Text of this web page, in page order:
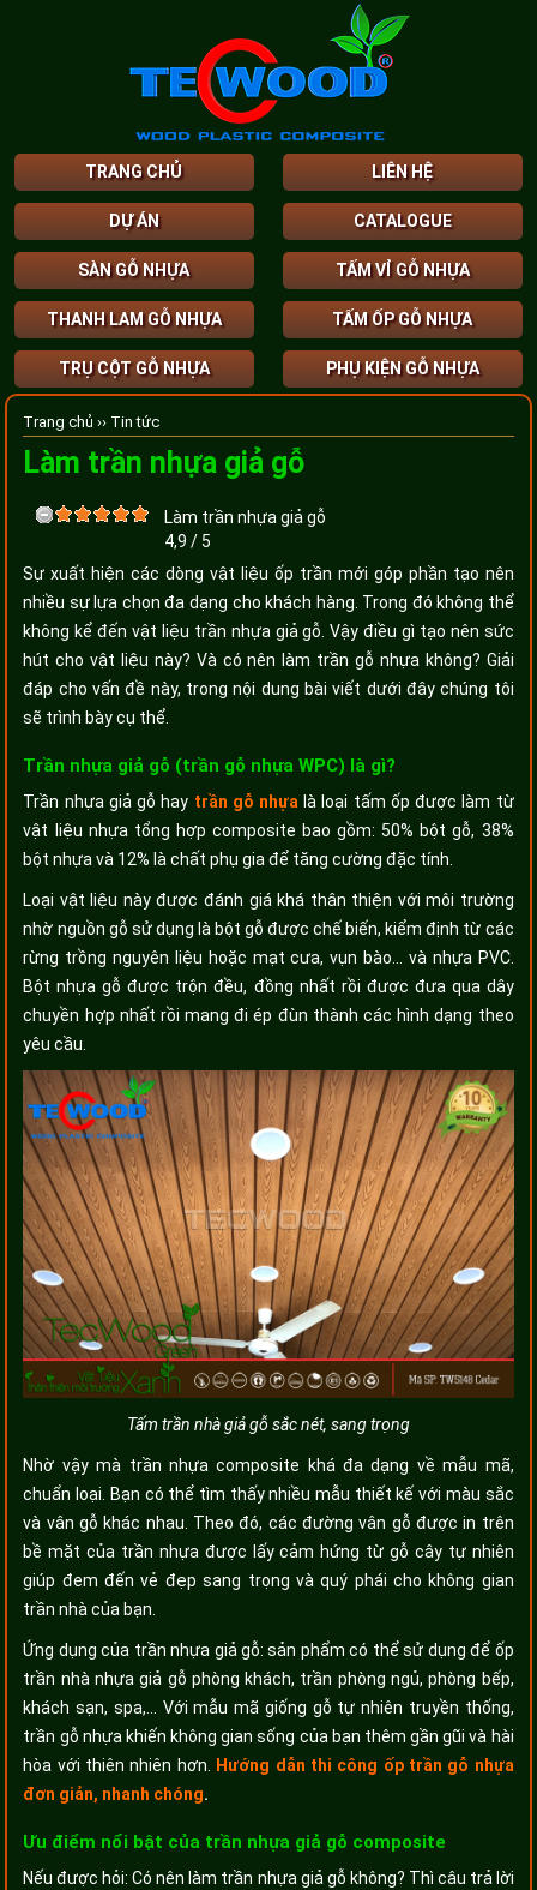
TRANG CHỦ LIÊN HỆ
DỰ ÁN CATALOGUE
SÀN GỖ NHỰA TẤM VỈ GỖ NHỰA
THANH LAM GỖ NHỰA TẤM ỐP GỖ NHỰA
TRỤ CỘT GỖ NHỰA PHỤ KIỆN GỖ NHỰA
Trang chủ ›› Tin tức
Làm trần nhựa giả gỗ
Làm trần nhựa giả gỗ
4,9 / 5
Sự xuất hiện các dòng vật liệu ốp trần mới góp phần tạo nên
nhiều sự lựa chọn đa dạng cho khách hàng. Trong đó không thể
không kể đến vật liệu trần nhựa giả gỗ. Vậy điều gì tạo nên sức
hút cho vật liệu này? Và có nên làm trần gỗ nhựa không? Giải
đáp cho vấn đề này, trong nội dung bài viết dưới đây chúng tôi
sẽ trình bày cụ thể.
Trần nhựa giả gỗ (trần gỗ nhựa WPC) là gì?
Trần nhựa giả gỗ hay trần gỗ nhựa là loại tấm ốp được làm từ
vật liệu nhựa tổng hợp composite bao gồm: 50% bột gỗ, 38%
bột nhựa và 12% là chất phụ gia để tăng cường đặc tính.
Loại vật liệu này được đánh giá khá thân thiện với môi trường
nhờ nguồn gỗ sử dụng là bột gỗ được chế biến, kiểm định từ các
rừng trồng nguyên liệu hoặc mạt cưa, vụn bào… và nhựa PVC.
Bột nhựa gỗ được trộn đều, đồng nhất rồi được đưa qua dây
chuyền hợp nhất rồi mang đi ép đùn thành các hình dạng theo
yêu cầu.
Tấm trần nhà giả gỗ sắc nét, sang trọng
Nhờ vậy mà trần nhựa composite khá đa dạng về mẫu mã,
chuẩn loại. Bạn có thể tìm thấy nhiều mẫu thiết kế với màu sắc
và vân gỗ khác nhau. Theo đó, các đường vân gỗ được in trên
bề mặt của trần nhựa được lấy cảm hứng từ gỗ cây tự nhiên
giúp đem đến vẻ đẹp sang trọng và quý phái cho không gian
trần nhà của bạn.
Ứng dụng của trần nhựa giả gỗ: sản phẩm có thể sử dụng để ốp
trần nhà nhựa giả gỗ phòng khách, trần phòng ngủ, phòng bếp,
khách sạn, spa,... Với mẫu mã giống gỗ tự nhiên truyền thống,
trần gỗ nhựa khiến không gian sống của bạn thêm gần gũi và hài
hòa với thiên nhiên hơn.
Hướng dẫn thi công ốp trần gỗ nhựa
đơn giản, nhanh chóng.
Ưu điểm nổi bật của trần nhựa giả gỗ composite
Nếu được hỏi: Có nên làm trần nhựa giả gỗ không? Thì câu trả lời